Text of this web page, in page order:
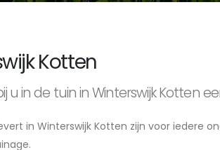
Kotten
u in de tuin in Winterswijk Kotten
in Winterswijk Kotten zijn voor iedere